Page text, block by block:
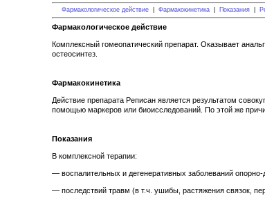
Фармакологическое действие| Фармакокинетика| Показания|
Фармакологическое действие
Комплексный гомеопатический препарат. Оказывает
остеосинтез.
Фармакокинетика
Действие препарата Реписан является результатом
помощью маркеров или биоисследований. По этой же
Показания
В комплексной терапии:
— воспалительных и дегенеративных заболеваний опорно-
— последствий травм (в т.ч. ушибы, растяжения связок,